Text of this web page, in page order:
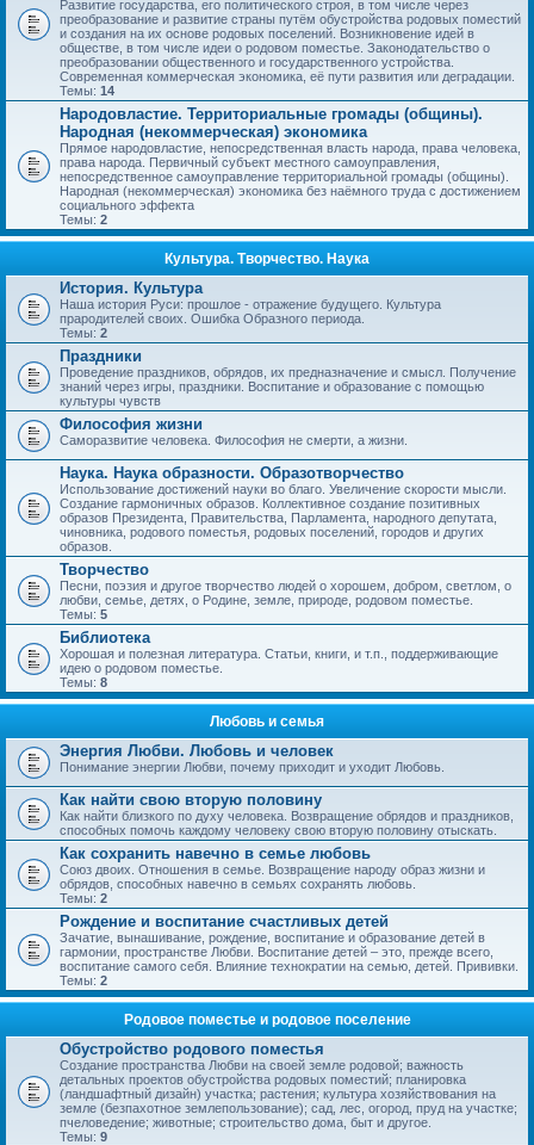
Развитие государства, его политического строя, в том числе через
преобразование и развитие страны путём обустройства родовых поместий
и создания на их основе родовых поселений. Возникновение идей в
обществе, в том числе идеи о родовом поместье. Законодательство о
преобразовании общественного и государственного устройства.
Современная коммерческая экономика, её пути развития или деградации.
Темы: 14
Народовластие. Территориальные громады (общины).
Народная (некоммерческая) экономика
Прямое народовластие, непосредственная власть народа, права человека,
права народа. Первичный субъект местного самоуправления,
непосредственное самоуправление территориальной громады (общины).
Народная (некоммерческая) экономика без наёмного труда с достижением
социального эффекта
Темы: 2
Культура. Творчество. Наука
История. Культура
Наша история Руси: прошлое - отражение будущего. Культура
прародителей своих. Ошибка Образного периода.
Темы: 2
Праздники
Проведение праздников, обрядов, их предназначение и смысл. Получение
знаний через игры, праздники. Воспитание и образование с помощью
культуры чувств
Философия жизни
Саморазвитие человека. Философия не смерти, а жизни.
Наука. Наука образности. Образотворчество
Использование достижений науки во благо. Увеличение скорости мысли.
Создание гармоничных образов. Коллективное создание позитивных
образов Президента, Правительства, Парламента, народного депутата,
чиновника, родового поместья, родовых поселений, городов и других
образов.
Творчество
Песни, поэзия и другое творчество людей о хорошем, добром, светлом, о
любви, семье, детях, о Родине, земле, природе, родовом поместье.
Темы: 5
Библиотека
Хорошая и полезная литература. Статьи, книги, и т.п., поддерживающие
идею о родовом поместье.
Темы: 8
Любовь и семья
Энергия Любви. Любовь и человек
Понимание энергии Любви, почему приходит и уходит Любовь.
Как найти свою вторую половину
Как найти близкого по духу человека. Возвращение обрядов и праздников,
способных помочь каждому человеку свою вторую половину отыскать.
Как сохранить навечно в семье любовь
Союз двоих. Отношения в семье. Возвращение народу образ жизни и
обрядов, способных навечно в семьях сохранять любовь.
Темы: 2
Рождение и воспитание счастливых детей
Зачатие, вынашивание, рождение, воспитание и образование детей в
гармонии, пространстве Любви. Воспитание детей – это, прежде всего,
воспитание самого себя. Влияние технократии на семью, детей. Прививки.
Темы: 2
Родовое поместье и родовое поселение
Обустройство родового поместья
Создание пространства Любви на своей земле родовой; важность
детальных проектов обустройства родовых поместий; планировка
(ландшафтный дизайн) участка; растения; культура хозяйствования на
земле (безпахотное землепользование); сад, лес, огород, пруд на участке;
пчеловедение; животные; строительство дома, быт и другое.
Темы: 9